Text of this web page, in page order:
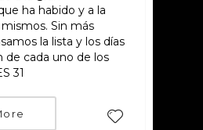
ha habido y a la
Sin más
la lista y los días
de cada uno de los
31